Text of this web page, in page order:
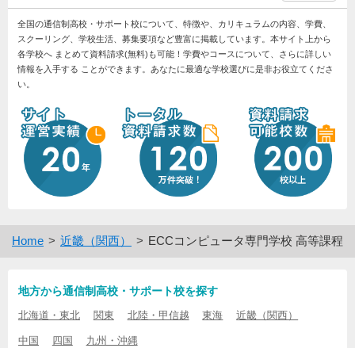
全国の通信制高校・サポート校について、特徴や、カリキュラムの内容、学費、
スクーリング、学校生活、募集要項など豊富に掲載しています。本サイト上から
各学校へ まとめて資料請求(無料)も可能！学費やコースについて、さらに詳しい
情報を入手する ことができます。あなたに最適な学校選びに是非お役立てくださ
い。
Home 近畿（関西） ECCコンピュータ専門学校 高等課程
地方から通信制高校・サポート校を探す
北海道・東北 関東 北陸・甲信越 東海 近畿（関西）
中国 四国 九州・沖縄